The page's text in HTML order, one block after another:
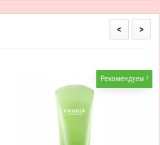
Рекомендуем !
< >